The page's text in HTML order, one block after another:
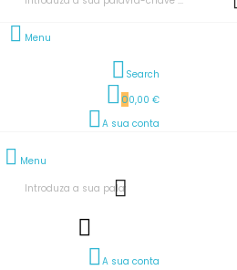
Menu
Search
00,00 €
A sua conta
Menu
A sua conta